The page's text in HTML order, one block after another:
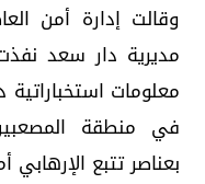
وقالت إدارة أمن
مديرية دار سعد
معلومات
في منطقة
بعناصر تتبع الإرهابي